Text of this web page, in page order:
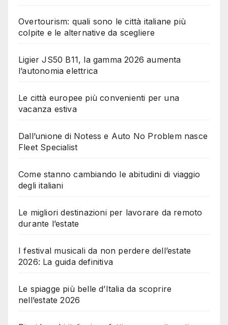
Overtourism: quali sono le città italiane più
colpite e le alternative da scegliere
Ligier JS50 B11, la gamma 2026 aumenta
l’autonomia elettrica
Le città europee più convenienti per una
vacanza estiva
Dall’unione di Notess e Auto No Problem nasce
Fleet Specialist
Come stanno cambiando le abitudini di viaggio
degli italiani
Le migliori destinazioni per lavorare da remoto
durante l’estate
I festival musicali da non perdere dell’estate
2026: La guida definitiva
Le spiagge più belle d’Italia da scoprire
nell’estate 2026